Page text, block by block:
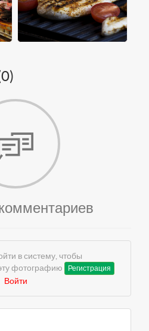
0)
в систему, чтобы
фотографию
Регистрация
Войти